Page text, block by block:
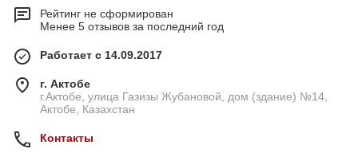
Рейтинг не сформирован
Менее 5 отзывов за последний год
Работает с 14.09.2017
г. Актобе
г.Актобе, улица Газизы Жубановой, дом (здание) №14,
Актобе, Казахстан
Контакты